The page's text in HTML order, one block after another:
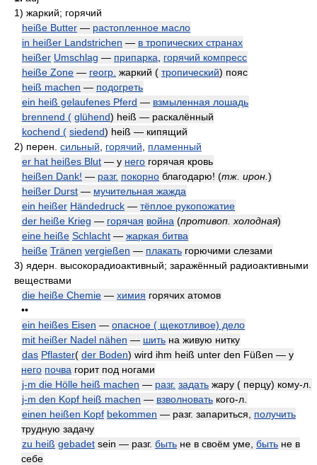
1) жаркий; горячий
heiße Butter — растопленное масло
in heißer Landstrichen — в тропических странах
heißer Umschlag — припарка
горячий компресс
heiße Zone — геогр. жаркий ( тропический) пояс
heiß machen — подогреть
ein heiß gelaufenes Pferd — взмыленная лошадь
brennend ( glühend) heiß — раскалённый
kochend ( siedend) heiß — кипящий
2) перен. сильный горячий
пламенный
er hat heißes Blut — у него горячая кровь
heißen Dank! — разг. покорно благодарю! (тж. ирон. )
heißer Durst — мучительная жажда
ein heißer Händedruck — тёплое рукопожатие
der heiße Krieg — горячая война (противоп. холодная)
eine heiße Schlacht — жаркая битва
heiße Tränen vergießen — плакать горючими слезами
3) ядерн. высокорадиоактивный; заражённый радиоактивными
веществами
die heiße Chemie — химия горячих атомов
••
ein heißes Eisen — опасное ( щекотливое) дело
mit heißer Nadel nähen — шить на живую нитку
das Pflaster( der Boden) wird ihm heiß unter den Füßen — у
него почва горит под ногами
j-m die Hölle heiß machen — разг. задать жару ( перцу) кому-л.
j-m den Kopf heiß machen — взволновать кого-л.
einen heißen Kopf bekommen — разг. запариться, получить
трудную задачу
zu heiß gebadet sein — разг. быть не в своём уме, быть не в
себе